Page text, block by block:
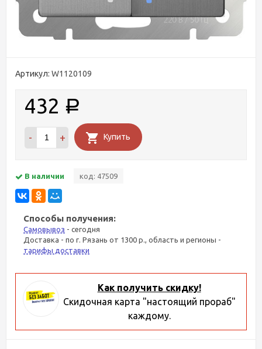
Артикул: W1120109
432 Р
- + Купить
В наличии код: 47509
Способы получения:
Самовывоз - сегодня
Доставка - по г. Рязань от 1300 р., область и регионы -
тарифы доставки
Как получить скидку!
Скидочная карта "настоящий прораб"
каждому.